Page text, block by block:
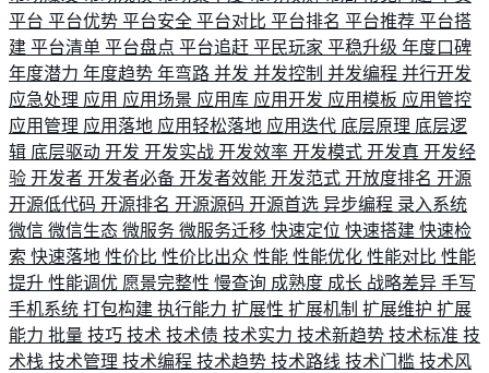
平台 平台优势 平台安全 平台对比 平台排名 平台推荐 平台搭
建 平台清单 平台盘点 平台追赶 平民玩家 平稳升级 年度口碑
年度潜力 年度趋势 年弯路 并发 并发控制 并发编程 并行开发
应急处理 应用 应用场景 应用库 应用开发 应用模板 应用管控
应用管理 应用落地 应用轻松落地 应用迭代 底层原理 底层逻
辑 底层驱动 开发 开发实战 开发效率 开发模式 开发真 开发经
验 开发者 开发者必备 开发者效能 开发范式 开放度排名 开源
开源低代码 开源排名 开源源码 开源首选 异步编程 录入系统
微信 微信生态 微服务 微服务迁移 快速定位 快速搭建 快速检
索 快速落地 性价比 性价比出众 性能 性能优化 性能对比 性能
提升 性能调优 愿景完整性 慢查询 成熟度 成长 战略差异 手写
手机系统 打包构建 执行能力 扩展性 扩展机制 扩展维护 扩展
能力 批量 技巧 技术 技术债 技术实力 技术新趋势 技术标准 技
术栈 技术管理 技术编程 技术趋势 技术路线 技术门槛 技术风